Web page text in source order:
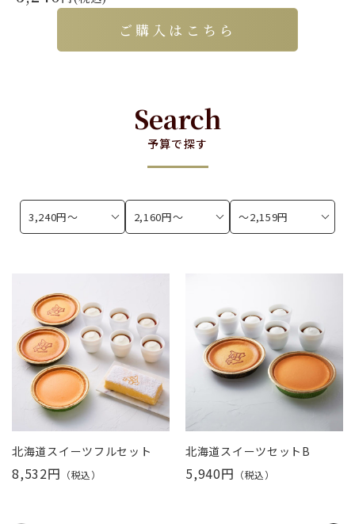
ご購入はこちら
Search
予算で探す
3,240円〜 2,160円〜 〜2,159円
北海道スイーツフルセット
8,532円 （税込）
北海道スイーツセットB
5,940円 （税込）